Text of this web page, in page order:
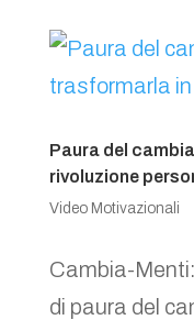
Paura del
rivoluzione
Video Motivazionali
Cambia-
di paura del